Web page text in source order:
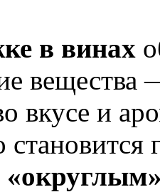
в винах
вкусе и